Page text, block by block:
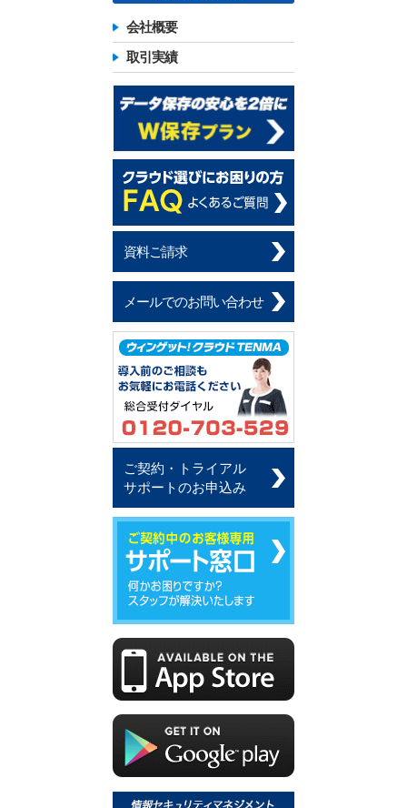
会社概要
取引実績
資料ご請求
メールでのお問い合わせ
ご契約・トライアル
サポートのお申込み